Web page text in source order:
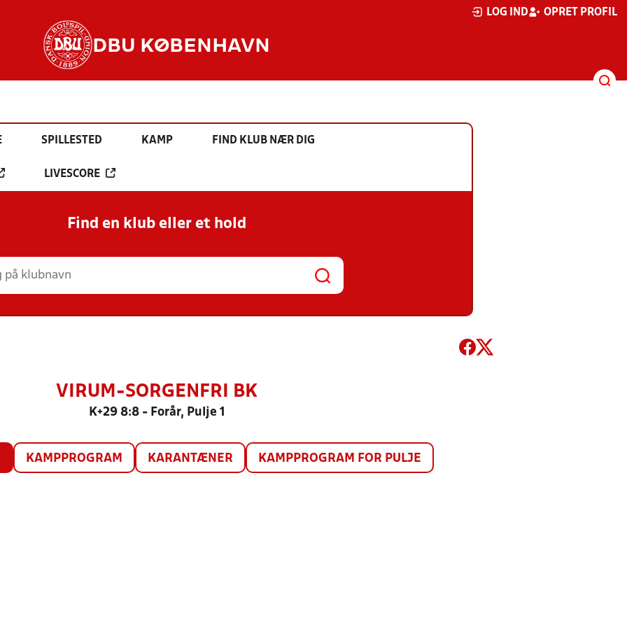
LOG IND OPRET PROFIL
DBU KØBENHAVN
SPILLESTED KAMP FIND KLUB NÆR DIG
LIVESCORE
Find en klub eller et hold
VIRUM-SORGENFRI BK
K+29 8:8 - Forår, Pulje 1
KAMPPROGRAM KARANTÆNER KAMPPROGRAM FOR PULJE